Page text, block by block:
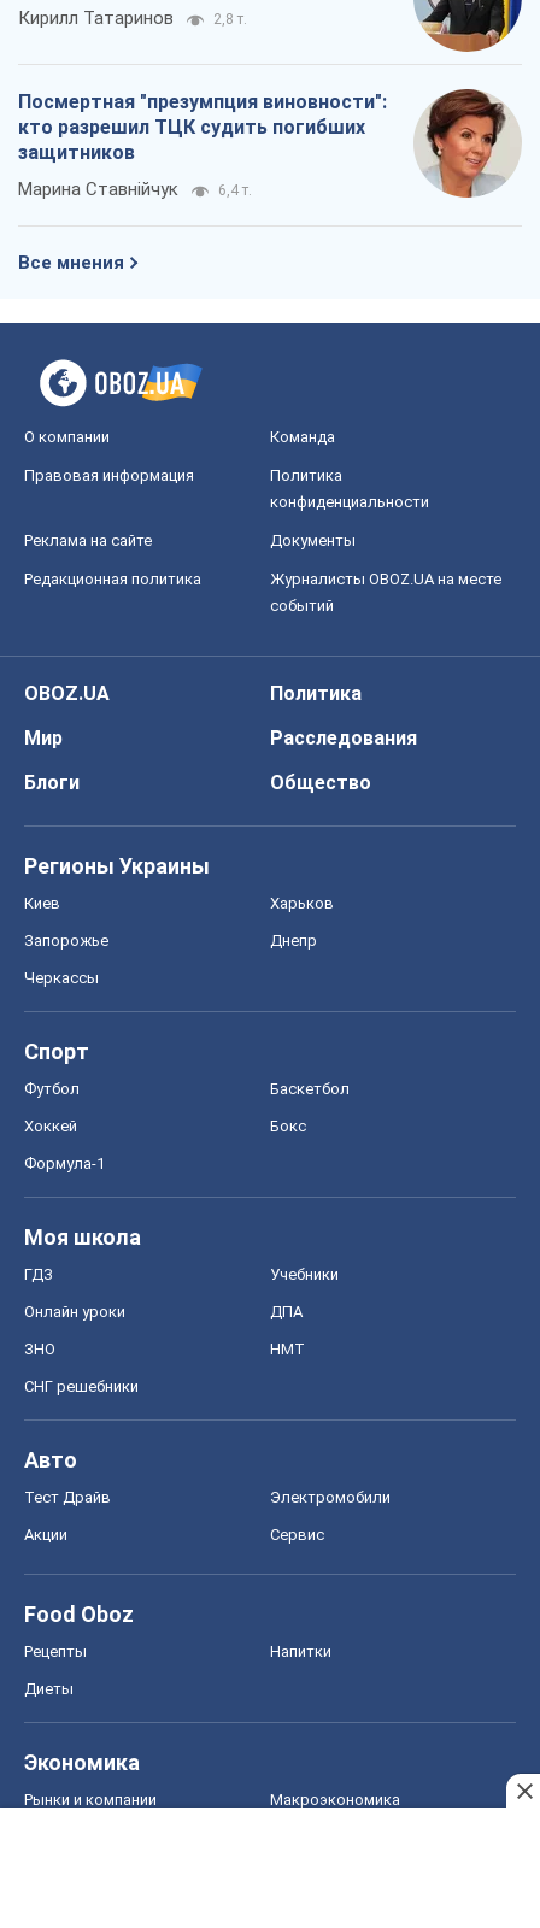
Кирилл Татаринов 2,8 т.
Посмертная "презумпция виновности":
кто разрешил ТЦК судить погибших
защитников
Марина Ставнійчук 6,4 т.
Все мнения
О компании Команда
Правовая информация
Политика
конфиденциальности
Реклама на сайте Документы
Редакционная политика
Журналисты OBOZ.UA на месте
событий
OBOZ.UA
Политика
Мир
Расследования
Блоги
Общество
Регионы Украины
Киев Харьков
Запорожье Днепр
Черкассы
Спорт
Футбол Баскетбол
Хоккей Бокс
Формула-1
Моя школа
ГДЗ Учебники
Онлайн уроки ДПА
ЗНО НМТ
СНГ решебники
Авто
Тест Драйв Электромобили
Акции Сервис
Food Oboz
Рецепты Напитки
Диеты
Экономика
Рынки и компании Mакроэкономика